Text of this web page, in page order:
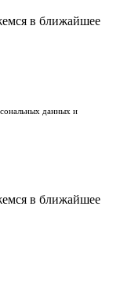
в ближайшее
данных и
в ближайшее